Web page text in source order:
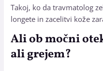
Takoj, ko da travmatolog
longete in zacelitvi kože
Ali ob močni
ali grejem?